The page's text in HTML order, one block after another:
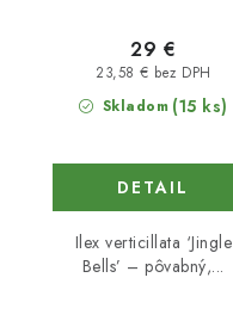
Skladom (15 ks)
23,58 € bez DPH
29 €
DETAIL
Ilex verticillata ‘Jingle
Bells’ – pôvabný,...